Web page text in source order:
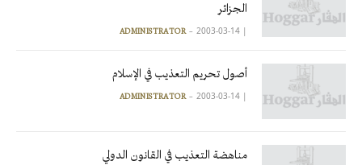
الجزائر
|
ADMINISTRATOR 2003-03-14
أصول تحريم التعذيب في الإسلام
|
ADMINISTRATOR 2003-03-14
مناهضة التعذيب في القانون الدولي